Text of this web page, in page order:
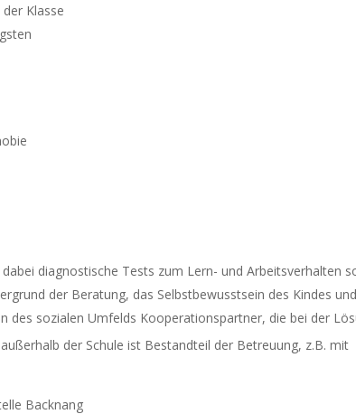
Klasse
diagnostische Tests zum Lern- und Arbeitsverhalten
der Beratung, das Selbstbewusstsein des Kindes
des sozialen Umfelds Kooperationspartner, die bei der
der Schule ist Bestandteil der Betreuung, z.B. mit
Backnang